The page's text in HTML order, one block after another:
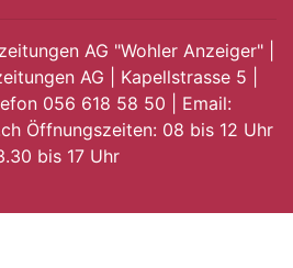
AG "Wohler Anzeiger" |
AG | Kapellstrasse 5 |
056 618 58 50 | Email:
Öffnungszeiten: 08 bis 12 Uhr
bis 17 Uhr